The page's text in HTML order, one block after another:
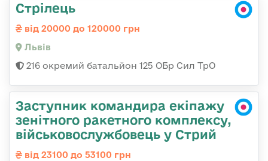
Стрілець
від 20000 до 120000 грн
Львів
216 окремий батальйон 125 ОБр Сил ТрО
Заступник командира екіпажу
зенітного ракетного комплексу,
військовослужбовець у Стрий
від 23100 до 53100 грн